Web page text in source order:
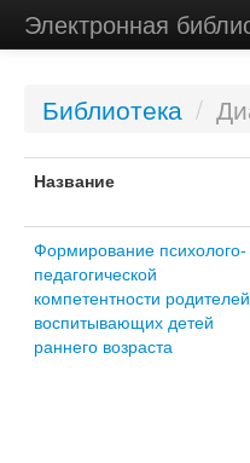
Электронная
Библиотека /
Название
Формирование психолого-
педагогической
компетентности
воспитывающих детей
раннего возраста